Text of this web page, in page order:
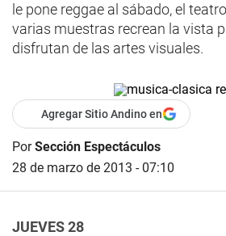
le pone reggae al sábado, el
varias muestras recrean la vista
disfrutan de las artes visuales.
Agregar Sitio Andino en
PorSección Espectáculos
28 de marzo de 2013 - 07:10
JUEVES 28